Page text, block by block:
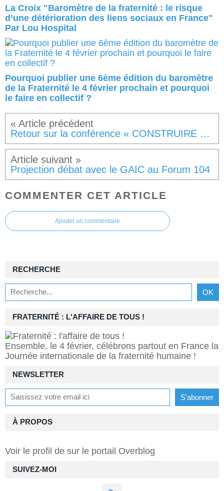
La Croix "Baromètre de la fraternité : le risque
d’une détérioration des liens sociaux en France"
Par Lou Hospital
Pourquoi publier une 6ème édition du baromètre
de la Fraternité le 4 février prochain et pourquoi
le faire en collectif ?
Retour sur la conférence « CONSTRUIRE UNE GRANDE MOSQUEE, CONSTRUIRE LA FRATERNITE » le 31 janvier 2024, organisée par le Service diocésain des relations avec les musulmans de Seine Saint Denis
Projection débat avec le GAIC au Forum 104
COMMENTER CET ARTICLE
Ajouter un commentaire
NEWSLETTER
SUIVEZ-MOI
RECHERCHE
FRATERNITÉ : L'AFFAIRE DE TOUS !
Ensemble, le 4 février, célébrons partout en France la
Journée internationale de la fraternité humaine !
À PROPOS
Voir le profil de sur le portail Overblog